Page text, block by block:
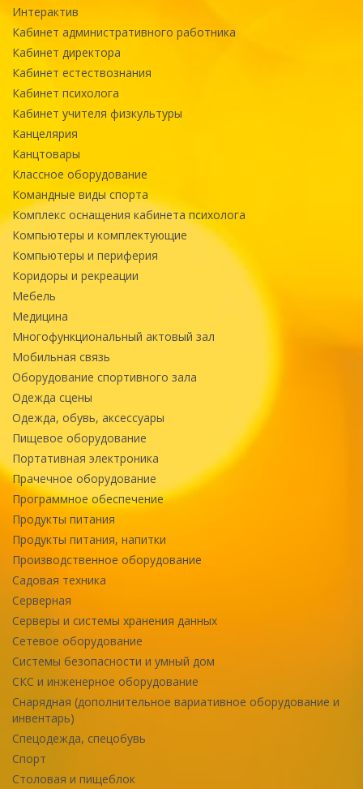
Интерактив
Кабинет административного работника
Кабинет директора
Кабинет естествознания
Кабинет психолога
Кабинет учителя физкультуры
Канцелярия
Канцтовары
Классное оборудование
Командные виды спорта
Комплекс оснащения кабинета психолога
Компьютеры и комплектующие
Компьютеры и периферия
Коридоры и рекреации
Мебель
Медицина
Многофункциональный актовый зал
Мобильная связь
Оборудование спортивного зала
Одежда сцены
Одежда, обувь, аксессуары
Пищевое оборудование
Портативная электроника
Прачечное оборудование
Программное обеспечение
Продукты питания
Продукты питания, напитки
Производственное оборудование
Садовая техника
Серверная
Серверы и системы хранения данных
Сетевое оборудование
Системы безопасности и умный дом
СКС и инженерное оборудование
Снарядная (дополнительное вариативное оборудование и
инвентарь)
Спецодежда, спецобувь
Спорт
Столовая и пищеблок